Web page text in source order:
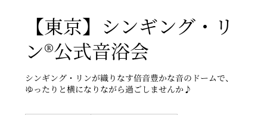
【東京】シンギング・リ
ン®公式音浴会
シンギング・リンが織りなす倍音豊かな音のドームで、
ゆったりと横になりながら過ごしませんか♪